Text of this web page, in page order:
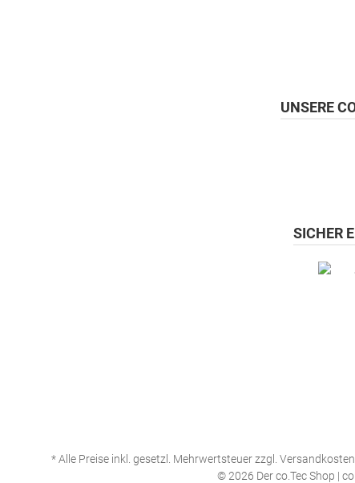
SICHER
UNSERE
* Alle Preise inkl. gesetzl. Mehrwertsteuer zzgl. Versandkosten
© 2026 Der co.Tec Shop |